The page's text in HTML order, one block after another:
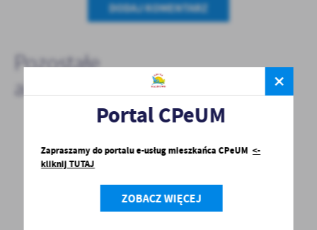
DODAJ KOMENTARZ
Pozostałe
aktualności
05 - 06 - 2023
Zmiana siedziby Ośrodka Zdrowia w
Portal CPeUM
Zapraszamy do portalu e-usług mieszkańca CPeUM<-
kliknij TUTAJ
ZOBACZ WIĘCEJ